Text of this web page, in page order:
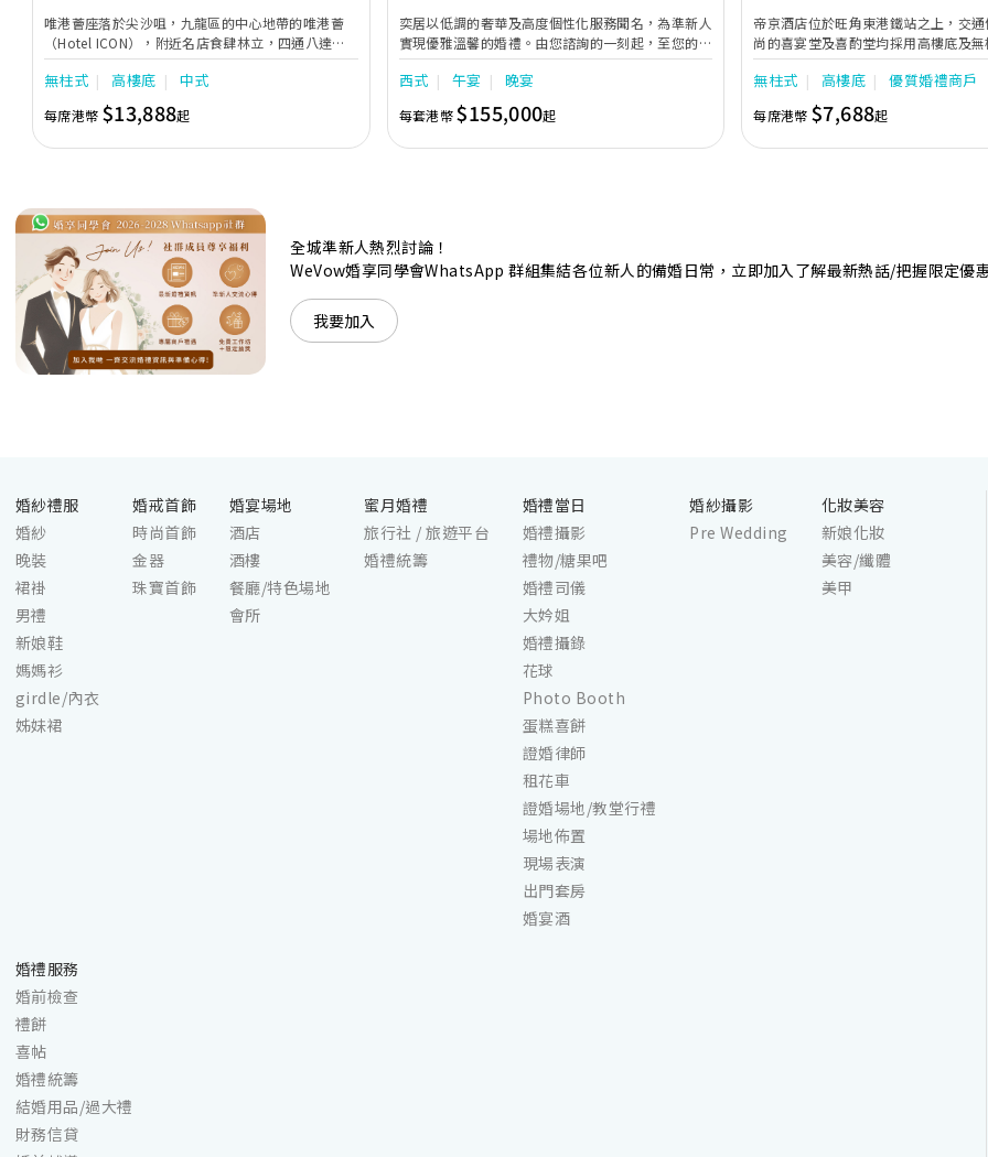
唯港薈座落於尖沙咀，九龍區的中心地帶的唯港薈
（Hotel ICON），附近名店食肆林立，四通八達，
充分展現繁華鬧巿中的活力個性，成為一眾準新人舉
辦婚宴的熱門之選。專業團隊由策劃統籌至所有婚宴
每個細節，唯港薈都力臻完美，保證讓您留下獨特的
醉人回憶。 擁有時尚高樓頂的Silverbox宴會廳，配
置了全套先進的視聽影音及燈光設備配套，並採用極
力氛圍的自助餐﹔唯港薈（Hotel ICON），多個風
格各異的婚宴場地，都完美切合各準新人的個性及預
算﹔保證為您打造夢寐以求的特別日子，令賓客永誌
難忘！
無柱式 高樓底 中式
每席港幣 $13,888起
奕居以低調的奢華及高度個性化服務聞名，為準新人
實現優雅溫馨的婚禮。由您諮詢的一刻起，至您的大
日子，我們的專業團隊會為您攜手實現夢想婚禮。
西式 午宴 晚宴
每套港幣$155,000起
帝京酒店位於旺角東港鐵站之上，交
尚的喜宴堂及喜酌堂均採用高樓底及
境寬敞，且備有LED幕牆、燈光及影音
最多可筵開40席，更配有水晶吊燈，
婚禮。另外，空中花園深心薈是毛孩
飽覽獅子山景致，適合舉行戶外婚禮
店專業的宴會團隊提供貼心服務，讓
無柱式 高樓底 優質婚禮商戶
每席港幣$7,688起
全城準新人熱烈討論！
WeVow婚享同學會WhatsApp 群組集結各位新人的備婚日常，立即加入了解最新熱話/把握限定優
我要加入
婚紗禮服
婚紗
晚裝
裙褂
男禮
新娘鞋
媽媽衫
girdle/內衣
姊妹裙
婚戒首飾
時尚首飾
金器
珠寶首飾
婚宴場地
酒店
酒樓
餐廳/特色場地
會所
蜜月婚禮
旅行社 / 旅遊平台
婚禮統籌
婚禮當日
婚禮攝影
禮物/糖果吧
婚禮司儀
大妗姐
婚禮攝錄
花球
Photo Booth
蛋糕喜餅
證婚律師
租花車
證婚場地/教堂行禮
場地佈置
現場表演
出門套房
婚宴酒
婚紗攝影
Pre Wedding
化妝美容
新娘化妝
美容/纖體
美甲
婚禮服務
婚前檢查
禮餅
喜帖
婚禮統籌
結婚用品/過大禮
財務信貸